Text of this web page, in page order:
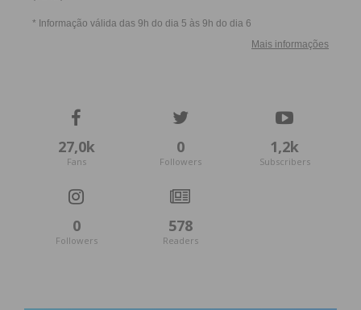
27,0k
Fans
0
Followers
1,2k
Subscribers
0
Followers
578
Readers